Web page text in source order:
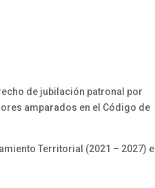
de jubilación patronal por
amparados en el Código de
Territorial (2021 – 2027) e